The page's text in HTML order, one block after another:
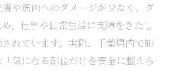
や筋肉へのダメージが少なく、ダ
、仕事や日常生活に支障をきたし
れています。実際、千葉県内で施
気になる部位だけを安全に整えら